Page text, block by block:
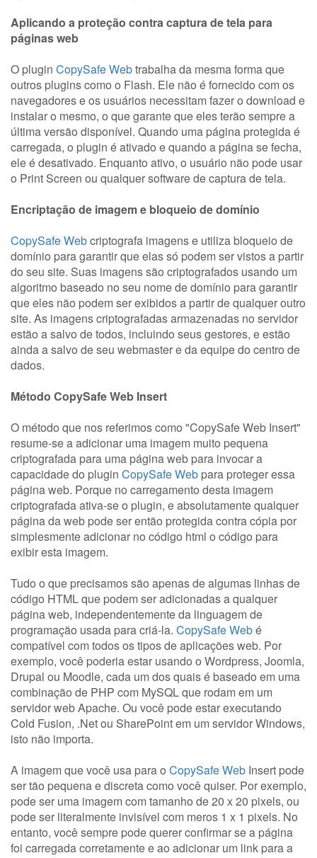
Aplicando a proteção contra captura de tela para
páginas web
O plugin CopySafe Webtrabalha da mesma forma que
outros plugins como o Flash. Ele não é fornecido com os
navegadores e os usuários necessitam fazer o download e
instalar o mesmo, o que garante que eles terão sempre a
última versão disponível. Quando uma página protegida é
carregada, o plugin é ativado e quando a página se fecha,
ele é desativado. Enquanto ativo, o usuário não pode usar
o Print Screen ou qualquer software de captura de tela.
Encriptação de imagem e bloqueio de domínio
CopySafe Webcriptografa imagens e utiliza bloqueio de
domínio para garantir que elas só podem ser vistos a partir
do seu site. Suas imagens são criptografados usando um
algoritmo baseado no seu nome de domínio para garantir
que eles não podem ser exibidos a partir de qualquer outro
site. As imagens criptografadas armazenadas no servidor
estão a salvo de todos, incluindo seus gestores, e estão
ainda a salvo de seu webmaster e da equipe do centro de
dados.
Método CopySafe Web Insert
O método que nos referimos como "CopySafe Web Insert"
resume-se a adicionar uma imagem muito pequena
criptografada para uma página web para invocar a
capacidade do plugin CopySafe Web para proteger essa
página web. Porque no carregamento desta imagem
criptografada ativa-se o plugin, e absolutamente qualquer
página da web pode ser então protegida contra cópia por
simplesmente adicionar no código html o código para
exibir esta imagem.
Tudo o que precisamos são apenas de algumas linhas de
código HTML que podem ser adicionadas a qualquer
página web, independentemente da linguagem de
programação usada para criá-la. CopySafe Webé
compatível com todos os tipos de aplicações web. Por
exemplo, você poderia estar usando o Wordpress, Joomla,
Drupal ou Moodle, cada um dos quais é baseado em uma
combinação de PHP com MySQL que rodam em um
servidor web Apache. Ou você pode estar executando
Cold Fusion, .Net ou SharePoint em um servidor Windows,
isto não importa.
A imagem que você usa para o CopySafe Web Insert pode
ser tão pequena e discreta como você quiser. Por exemplo,
pode ser uma imagem com tamanho de 20 x 20 pixels, ou
pode ser literalmente invisível com meros 1 x 1 pixels. No
entanto, você sempre pode querer confirmar se a página
foi carregada corretamente e ao adicionar um link para a